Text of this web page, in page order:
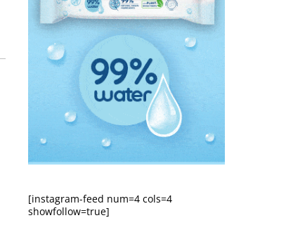
[instagram-feed num=4 cols=4
showfollow=true]